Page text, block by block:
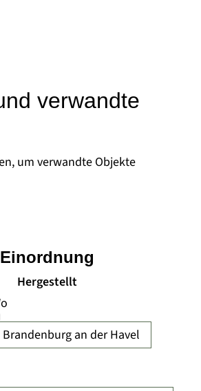
verwandte
um verwandte Objekte
Hergestellt
Brandenburg an der Havel
Einordnung